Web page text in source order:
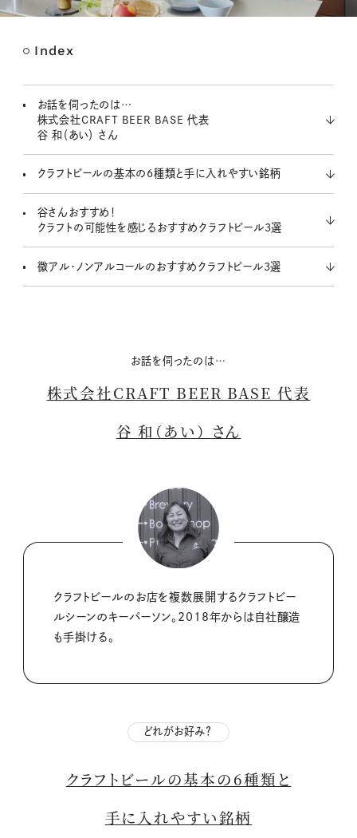
Index
お話を伺ったのは…
株式会社CRAFT BEER BASE 代表
谷 和（あい） さん
クラフトビールの基本の6種類と手に入れやすい銘柄
谷さんおすすめ！
クラフトの可能性を感じるおすすめクラフトビール3選
微アル・ノンアルコールのおすすめクラフトビール3選
お話を伺ったのは…
株式会社CRAFT BEER BASE 代表
谷 和（あい） さん
クラフトビールのお店を複数展開するクラフトビー
ルシーンのキーパーソン。2018年からは自社醸造
も手掛ける。
どれがお好み？
クラフトビールの基本の6種類と
手に入れやすい銘柄